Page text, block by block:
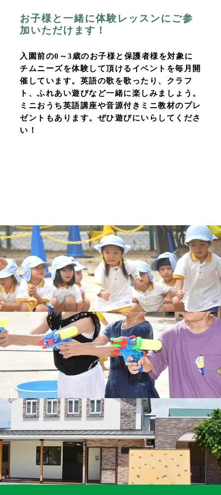
お子様と一緒に体験レッスンにご参
加いただけます！
入園前の0～3歳のお子様と保護者様を対象に
チムニーズを体験して頂けるイベントを毎月開
催しています。英語の歌を歌ったり、クラフ
ト、ふれあい遊びなど一緒に楽しみましょう。
ミニおうち英語講座や音源付きミニ教材のプレ
ゼントもあります。ぜひ遊びにいらしてくださ
い！